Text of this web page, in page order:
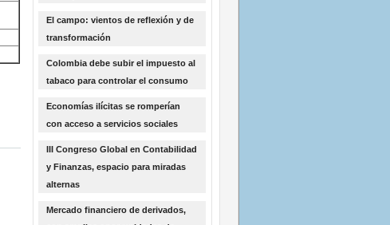
El campo: vientos de reflexión y de
transformación
Colombia debe subir el impuesto al
tabaco para controlar el consumo
Economías ilícitas se romperían
con acceso a servicios sociales
III Congreso Global en Contabilidad
y Finanzas, espacio para miradas
alternas
Mercado financiero de derivados,